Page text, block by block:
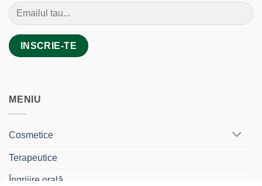
MENIU
Cosmetice
Terapeutice
Îngrijire orală